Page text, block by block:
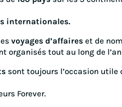
internationales.
voyages d’affaires et de
organisés tout au long de
sont toujours l’occasion utile
Forever.